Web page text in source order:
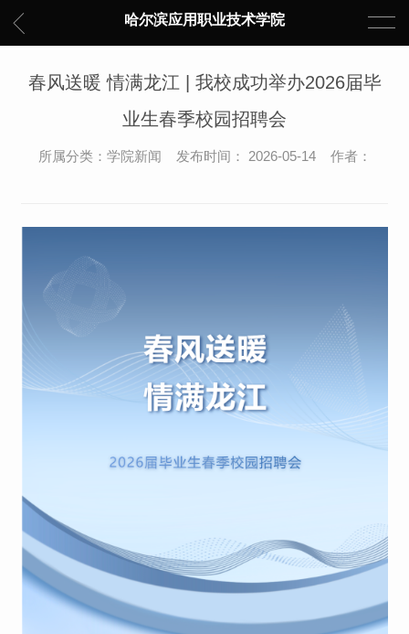
哈尔滨应用职业技术学院
春风送暖 情满龙江 | 我校成功举办2026届毕
业生春季校园招聘会
所属分类：学院新闻 发布时间： 2026-05-14 作者：